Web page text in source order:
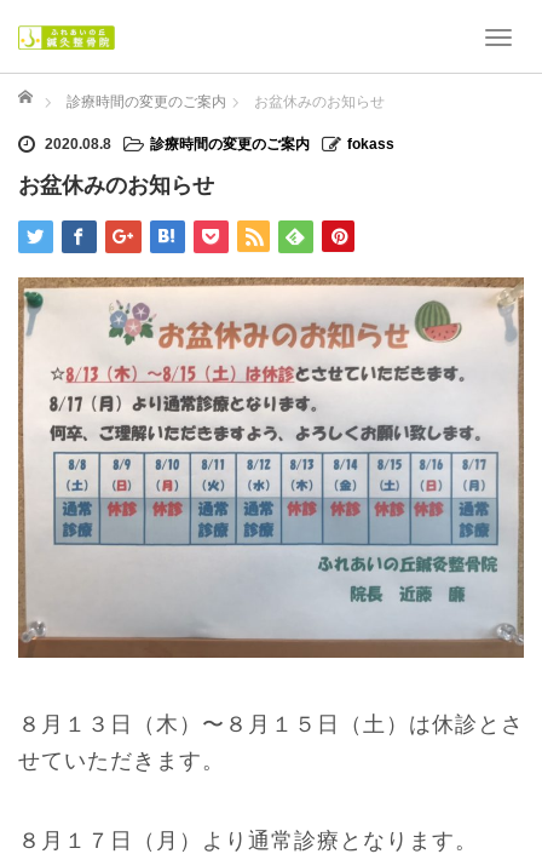
T
o
v
i
g
ホーム 診療時間の変更のご案内 お盆休みのお知らせ
2020.08.8 診療時間の変更のご案内 fokass
お盆休みのお知らせ
８月１３日（木）〜８月１５日（土）は休診とさ
せていただきます。
８月１７日（月）より通常診療となります。